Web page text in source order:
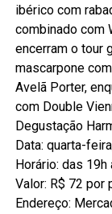
ibérico com
combinado com
encerram o tour
mascarpone
Avelã Porter,
com Double
Degustação
Data: quarta-
Horário: das 19h
Valor: R$ 72 por
Endereço: